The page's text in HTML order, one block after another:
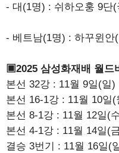
- 대(1명) : 쉬하오훙 9단(
- 베트남(1명) : 하꾸윈안
▣2025 삼성화재배 월드
본선 32강 : 11월 9일(일)
본선 16-1강 : 11월 10일
본선 8-1강 : 11월 12일(
본선 4-1강 : 11월 14일(
결승 3번기 : 11월 16일(